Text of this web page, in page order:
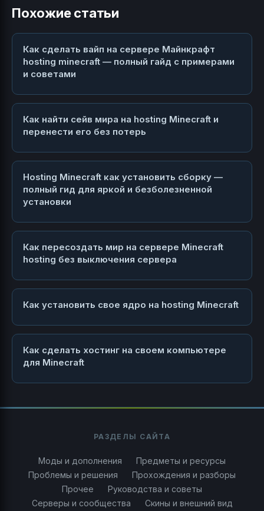
Похожие статьи
Как сделать вайп на сервере Майнкрафт
hosting minecraft — полный гайд с примерами
и советами
Как найти сейв мира на hosting Minecraft и
перенести его без потерь
Hosting Minecraft как установить сборку —
полный гид для яркой и безболезненной
установки
Как пересоздать мир на сервере Minecraft
hosting без выключения сервера
Как установить свое ядро на hosting Minecraft
Как сделать хостинг на своем компьютере
для Minecraft
РАЗДЕЛЫ САЙТА
Моды и дополнения
Предметы и ресурсы
Проблемы и решения
Прохождения и разборы
Прочее
Руководства и советы
Серверы и сообщества
Скины и внешний вид